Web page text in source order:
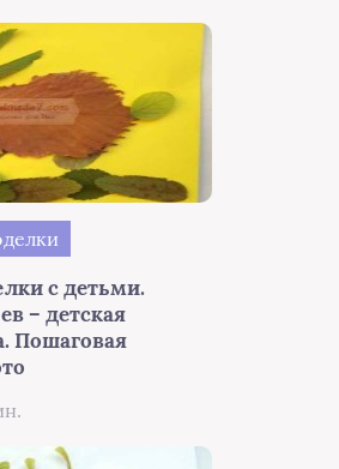
с детьми.
– детская
Пошаговая